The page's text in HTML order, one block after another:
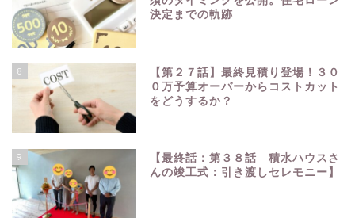
決定までの軌跡
8
【第２７話】最終見積り登場！３０
０万予算オーバーからコストカット
をどうするか？
9
【最終話：第３８話 積水ハウスさ
んの竣工式：引き渡しセレモニー】